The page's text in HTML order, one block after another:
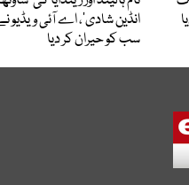
انڈین شادی‘، اے آئی ویڈیو
سب کو حیران کر دیا